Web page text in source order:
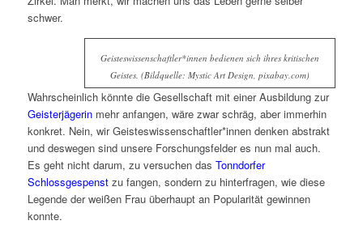
schwer.
Geisteswissenschaftler*innen bedienen sich ihres kritischen
Geistes. (Bildquelle: Mystic Art Design, pixabay.com)
Wahrscheinlich könnte die Gesellschaft mit einer Ausbildung zur
Geisterjägerinmehr anfangen, wäre zwar schräg, aber immerhin
konkret. Nein, wir Geisteswissenschaftler*innen denken abstrakt
und deswegen sind unsere Forschungsfelder es nun mal auch.
Es geht nicht darum, zu versuchen das Tonndorfer
Schlossgespenstzu fangen, sondern zu hinterfragen, wie diese
Legende der weißen Frau überhaupt an Popularität gewinnen
konnte.